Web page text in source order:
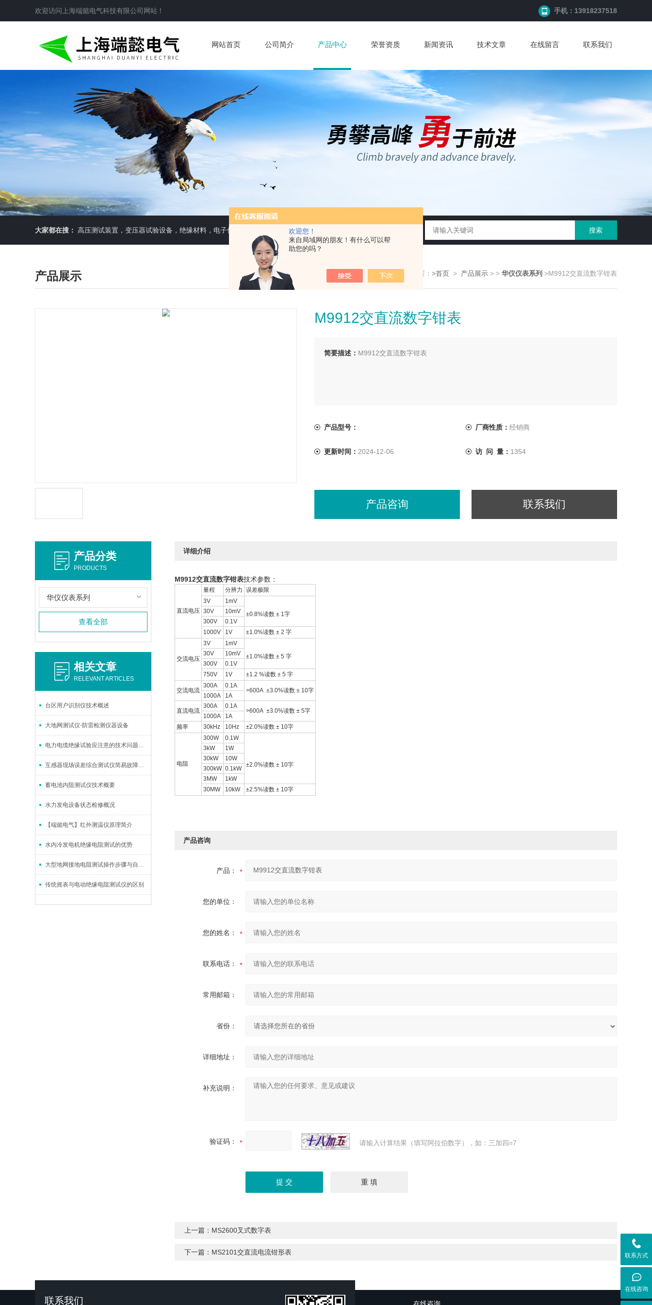
欢迎您！
来自局域网的朋友！有什么可以帮
助您的吗？
欢迎访问 上海端懿电气科技有限公司 网站！ 手机：13918237518
网站首页 公司简介 产品中心 荣誉资质 新闻资讯 技术文章 在线留言 联系我们
大家都在搜： 高压测试装置，变压器试验设备，绝缘材料，电子仪器仪表
产品展示 您现在的位置： >首页 > 产品展示 > > 华仪仪表系列 >M9912交直流数字钳表
M9912交直流数字钳表
简要描述： M9912交直流数字钳表
产品型号： 厂商性质： 经销商
更新时间： 2024-12-06 访 问 量： 1354
产品咨询 联系我们
产品分类
PRODUCTS
华仪仪表系列
查看全部
相关文章
RELEVANT ARTICLES
台区用户识别仪技术概述
大地网测试仪-防雷检测仪器设备
电力电缆绝缘试验应注意的技术问题（上）
互感器现场误差综合测试仪简易故障排除
蓄电池内阻测试仪技术概要
水力发电设备状态检修概况
【端懿电气】红外测温仪原理简介
水内冷发电机绝缘电阻测试的优势
大型地网接地电阻测试操作步骤与自诊说明
传统摇表与电动绝缘电阻测试仪的区别
详细介绍
M9912交直流数字钳表技术参数：
直流电压
量程 分辨力 误差极限
3V
1mV
±0.8%读数 ± 1字
30V
10mV
300V
0.1V
1000V
1V ±1.0%读数 ± 2 字
交流电压
3V
1mV
±1.0%读数 ± 5 字
30V
10mV
300V
0.1V
750V
1V ±1.2 %读数 ± 5 字
交流电流
300A 0.1A
>600A ±3.0%读数 ± 10字
1000A 1A
直流电流
300A 0.1A
>600A ±3.0%读数 ± 5字
1000A
1A
频率
30kHz 10Hz ±2.0%读数 ± 10字
电阻
300W 0.1W
±2.0%读数 ± 10字
3kW
1W
30kW
10W
300kW 0.1kW
3MW
1kW
30MW
10kW ±2.5%读数 ± 10字
产品咨询
产品：
您的单位：
您的姓名：
联系电话：
常用邮箱：
省份：
详细地址：
补充说明：
验证码： 请输入计算结果（填写阿拉伯数字），如：三加四=7
上一篇： MS2600叉式数字表
下一篇： MS2101交直流电流钳形表
联系我们
联系方式
在线咨询